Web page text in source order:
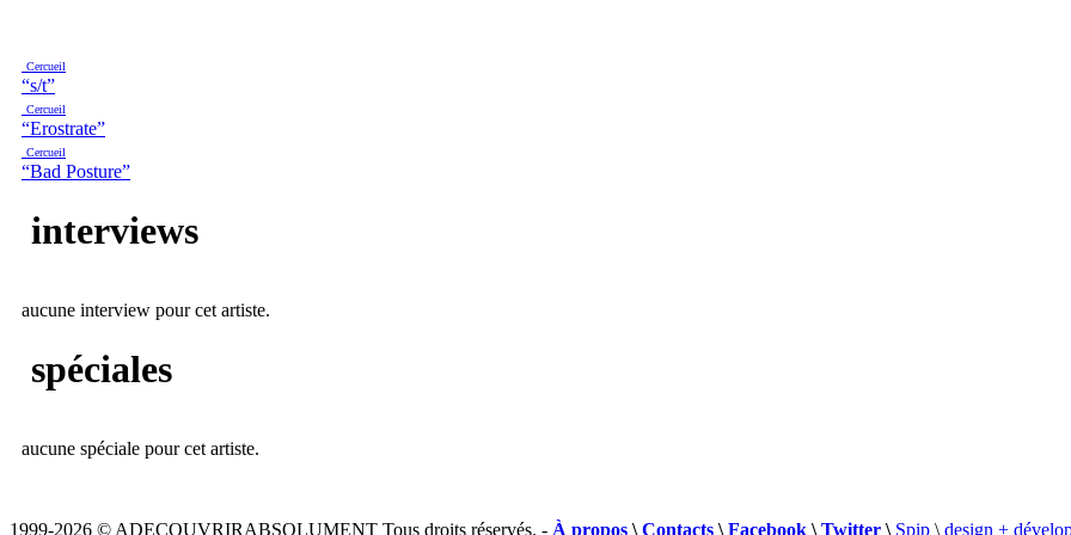
Cercueil
“s/t”
Cercueil
“Erostrate”
Cercueil
“Bad Posture”
interviews
aucune interview pour cet artiste.
spéciales
aucune spéciale pour cet artiste.
1999-2026 © ADECOUVRIRABSOLUMENT Tous droits réservés. - À propos \Contacts \Facebook \Twitter \ Spip \ design +